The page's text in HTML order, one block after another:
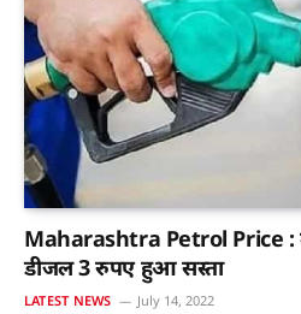
Maharashtra Petrol Price :
डीजल 3 रुपए हुआ सस्ता
LATEST NEWS July 14, 2022